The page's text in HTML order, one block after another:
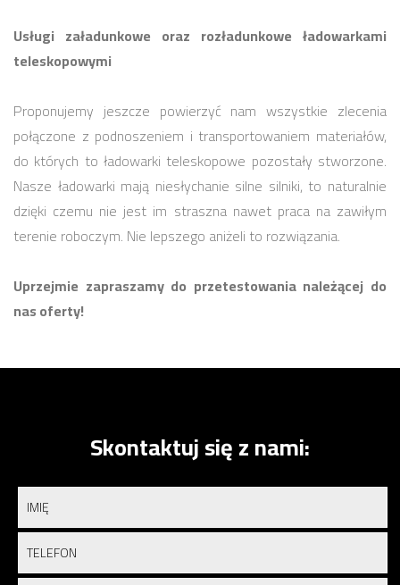
Usługi załadunkowe oraz rozładunkowe ładowarkami
teleskopowymi
Proponujemy jeszcze powierzyć nam wszystkie zlecenia
połączone z podnoszeniem i transportowaniem materiałów,
do których to ładowarki teleskopowe pozostały stworzone.
Nasze ładowarki mają niesłychanie silne silniki, to naturalnie
dzięki czemu nie jest im straszna nawet praca na zawiłym
terenie roboczym. Nie lepszego aniżeli to rozwiązania.
Uprzejmie zapraszamy do przetestowania należącej do
nas oferty!
Skontaktuj się z nami: